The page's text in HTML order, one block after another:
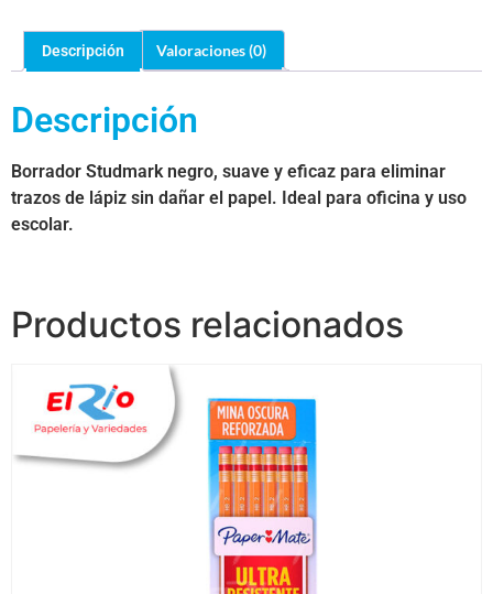
Descripción Valoraciones (0)
Descripción
Borrador Studmark negro, suave y eficaz para eliminar
trazos de lápiz sin dañar el papel. Ideal para oficina y uso
escolar.
Productos relacionados